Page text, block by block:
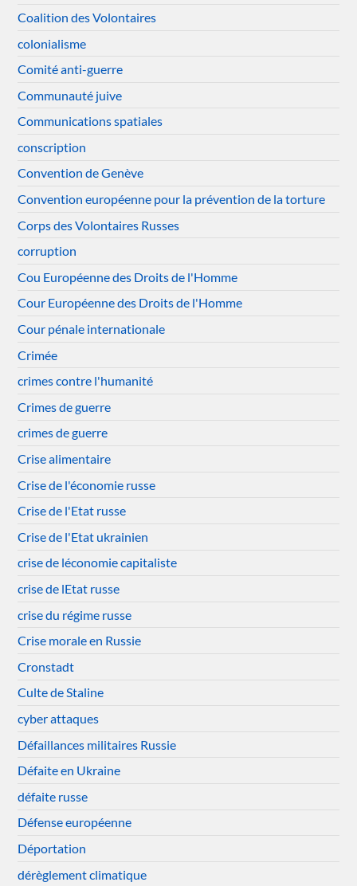
Coalition des Volontaires
colonialisme
Comité anti-guerre
Communauté juive
Communications spatiales
conscription
Convention de Genève
Convention européenne pour la prévention de la torture
Corps des Volontaires Russes
corruption
Cou Européenne des Droits de l'Homme
Cour Européenne des Droits de l'Homme
Cour pénale internationale
Crimée
crimes contre l'humanité
Crimes de guerre
crimes de guerre
Crise alimentaire
Crise de l'économie russe
Crise de l'Etat russe
Crise de l'Etat ukrainien
crise de léconomie capitaliste
crise de lEtat russe
crise du régime russe
Crise morale en Russie
Cronstadt
Culte de Staline
cyber attaques
Défaillances militaires Russie
Défaite en Ukraine
défaite russe
Défense européenne
Déportation
dérèglement climatique